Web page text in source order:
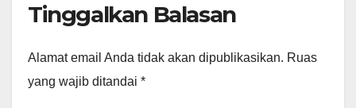
Tinggalkan Balasan
Alamat email Anda tidak akan dipublikasikan. Ruas
yang wajib ditandai *